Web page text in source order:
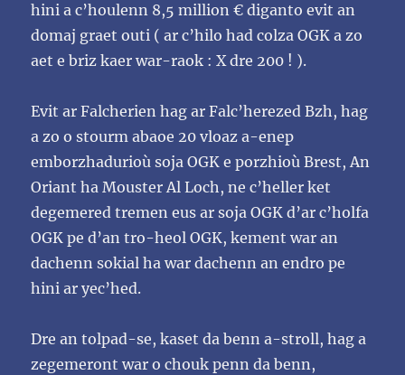
hini a c’houlenn 8,5 million € diganto evit an
domaj graet outi ( ar c’hilohad colza OGK a zo
aet e briz kaer war-raok : X dre 200 ! ).
Evit ar Falcherien hag ar Falc’herezed Bzh, hag
a zo o stourm abaoe 20 vloaz a-enep
emborzhadurioù soja OGK e porzhioù Brest, An
Oriant ha Mouster Al Loch, ne c’heller ket
degemered tremen eus ar soja OGK d’ar c’holfa
OGK pe d’an tro-heol OGK, kement war an
dachenn sokial ha war dachenn an endro pe
hini ar yec’hed.
Dre an tolpad-se, kaset da benn a-stroll, hag a
zegemeront war o chouk penn da benn,